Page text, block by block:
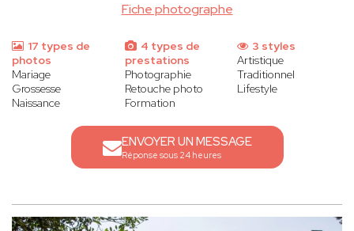
Fiche photographe
17 types de
photos
Mariage
Grossesse
Naissance
4 types de
prestations
Photographie
Retouche photo
Formation
3 styles
Artistique
Traditionnel
Lifestyle
ENVOYER UN MESSAGE
Réponse sous 24 heures